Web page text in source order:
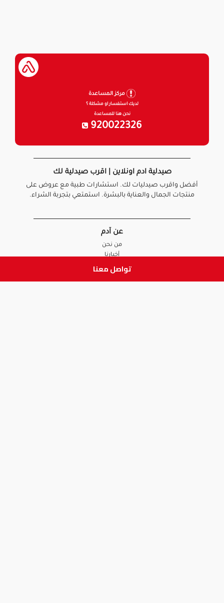
تواصل معنا
مركز المساعدة
لديك استفسار او مشكلة ؟
نحن هنا للمساعدة
920022326
صيدلية ادم اونلاين | اقرب صيدلية لك
أفضل واقرب صيدليات لك. استشارات طبية مع عروض على
منتجات الجمال والعناية بالبشرة. استمتعي بتجربة الشراء.
عن آدم
من نحن
أخبارنا
الأسئلة الشائعة
تواصل معنا